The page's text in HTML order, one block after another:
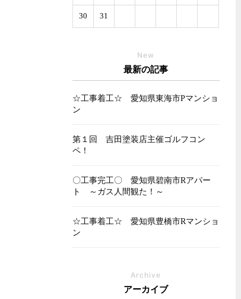
30 31
New
最新の記事
☆工事着工☆ 愛知県東海市Pマンショ
ン
第１回 吉田塗装店主催ゴルフコン
ペ！
〇工事完工〇 愛知県碧南市Rアパー
ト ～ガス人間観た！～
☆工事着工☆ 愛知県豊橋市Rマンショ
ン
Archive
アーカイブ